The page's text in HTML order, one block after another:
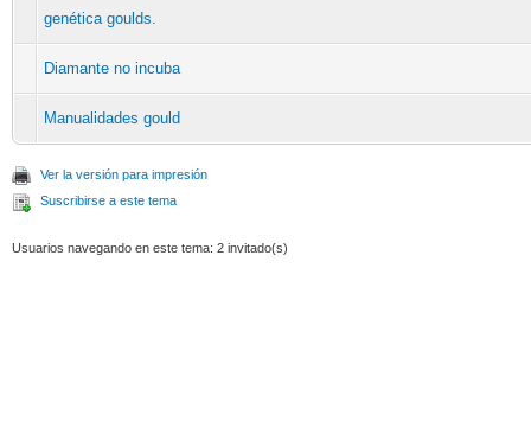
genética goulds.
Diamante no incuba
Manualidades gould
Ver la versión para impresión
Suscribirse a este tema
Usuarios navegando en este tema: 2 invitado(s)